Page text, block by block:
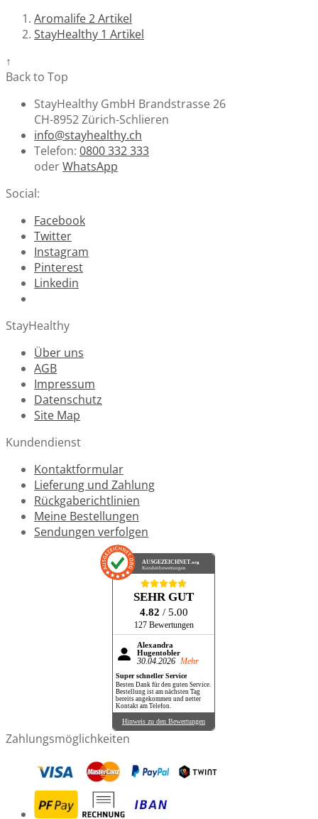
Aromalife2Artikel
StayHealthy 1 Artikel
↑
Back to Top
StayHealthy GmbH Brandstrasse 26
CH-8952 Zürich-Schlieren
info@stayhealthy.ch
Telefon: 0800 332 333
oderWhatsApp
Social:
Facebook
Twitter
Instagram
Pinterest
Linkedin
StayHealthy
Über uns
AGB
Impressum
Datenschutz
Site Map
Kundendienst
Kontaktformular
Lieferung und Zahlung
Rückgaberichtlinien
Meine Bestellungen
Sendungen verfolgen
AUSGEZEICHNET.org
Kundenbewertungen
SEHR GUT
4.82 / 5.00
127 Bewertungen
Alexandra
Hugentobler
30.04.2026 Mehr
Super schneller Service
Besten Dank für den guten Service.
Bestellung ist am nächsten Tag
bereits angekommen und netter
Kontakt am Telefon.
Hinweis zu den Bewertungen
Zahlungsmöglichkeiten